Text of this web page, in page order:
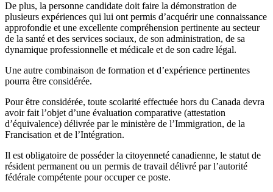
De plus, la personne candidate doit faire la démonstration de
plusieurs expériences qui lui ont permis d’acquérir une connaissance
approfondie et une excellente compréhension pertinente au secteur
de la santé et des services sociaux, de son administration, de sa
dynamique professionnelle et médicale et de son cadre légal.
Une autre combinaison de formation et d’expérience pertinentes
pourra être considérée.
Pour être considérée, toute scolarité effectuée hors du Canada devra
avoir fait l’objet d’une évaluation comparative (attestation
d’équivalence) délivrée par le ministère de l’Immigration, de la
Francisation et de l’Intégration.
Il est obligatoire de posséder la citoyenneté canadienne, le statut de
résident permanent ou un permis de travail délivré par l’autorité
fédérale compétente pour occuper ce poste.